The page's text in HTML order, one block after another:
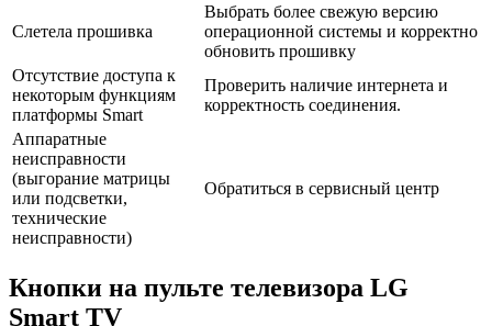
Слетела прошивка
Выбрать более свежую версию
операционной системы и корректно
обновить прошивку
Отсутствие доступа к
некоторым функциям
платформы Smart
Проверить наличие интернета и
корректность соединения.
Аппаратные
неисправности
(выгорание матрицы
или подсветки,
технические
неисправности)
Обратиться в сервисный центр
Кнопки на пульте телевизора LG
Smart TV